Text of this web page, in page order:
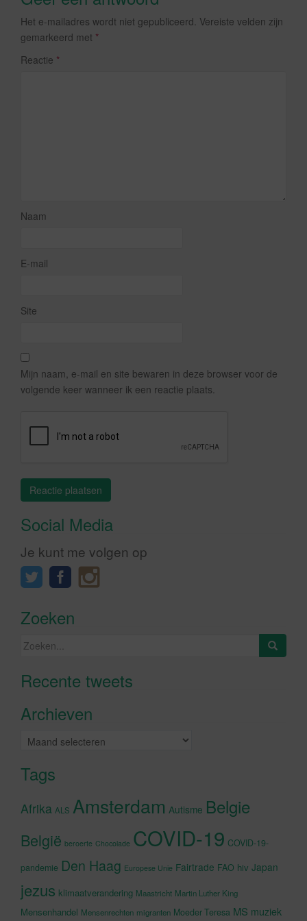
Het e-mailadres wordt niet gepubliceerd. Vereiste velden zijn
gemarkeerd met *
Reactie *
Naam
E-mail
Site
Mijn naam, e-mail en site bewaren in deze browser voor de
volgende keer wanneer ik een reactie plaats.
Social Media
Je kunt me volgen op
Zoeken
Zoeken
Recente tweetsKlik om marketing cookies te
Archieven
Archieven
Tags
Afrika ALS Amsterdam Autisme Belgie
België beroerte Chocolade COVID-19 COVID-19-
pandemie Den Haag Europese Unie Fairtrade FAO hiv Japan
jezus klimaatverandering Maastricht Martin Luther King
Mensenhandel Mensenrechten migranten Moeder Teresa MS muziek